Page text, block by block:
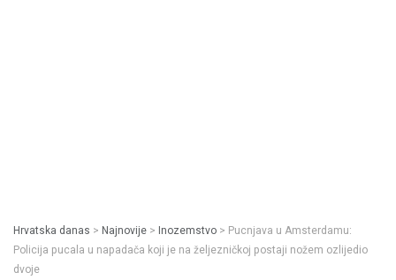
Hrvatska danas > Najnovije > Inozemstvo > Pucnjava u Amsterdamu:
Policija pucala u napadača koji je na željezničkoj postaji nožem ozlijedio
dvoje